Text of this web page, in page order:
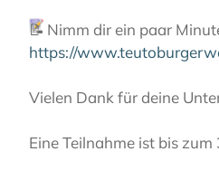
Wij zijn
📝 Nimm dir ein paar
https://
Vielen Dank für deine
Eine Teilnahme ist bis